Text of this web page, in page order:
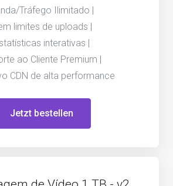
Tráfego Ilimitado |
limites de uploads |
interativas |
ao Cliente Premium |
CDN de alta performance
Jetzt bestellen